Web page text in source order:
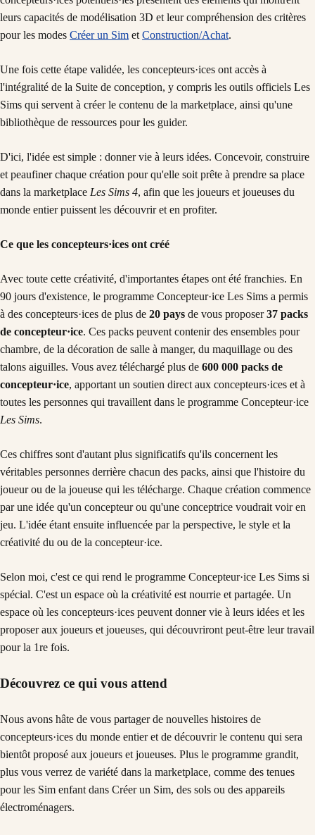
leurs capacités de modélisation 3D et leur compréhension des critères
pour les modes Créer un Sim et Construction/Achat.
Une fois cette étape validée, les concepteurs·ices ont accès à
l'intégralité de la Suite de conception, y compris les outils officiels Les
Sims qui servent à créer le contenu de la marketplace, ainsi qu'une
bibliothèque de ressources pour les guider.
D'ici, l'idée est simple : donner vie à leurs idées. Concevoir, construire
et peaufiner chaque création pour qu'elle soit prête à prendre sa place
dans la marketplace Les Sims 4, afin que les joueurs et joueuses du
monde entier puissent les découvrir et en profiter.
Ce que les concepteurs·ices ont créé
Avec toute cette créativité, d'importantes étapes ont été franchies. En
90 jours d'existence, le programme Concepteur·ice Les Sims a permis
à des concepteurs·ices de plus de 20 pays de vous proposer37 packs
de concepteur·ice. Ces packs peuvent contenir des ensembles pour
chambre, de la décoration de salle à manger, du maquillage ou des
talons aiguilles. Vous avez téléchargé plus de 600 000 packs de
concepteur·ice, apportant un soutien direct aux concepteurs·ices et à
toutes les personnes qui travaillent dans le programme Concepteur·ice
Les Sims.
Ces chiffres sont d'autant plus significatifs qu'ils concernent les
véritables personnes derrière chacun des packs, ainsi que l'histoire du
joueur ou de la joueuse qui les télécharge. Chaque création commence
par une idée qu'un concepteur ou qu'une conceptrice voudrait voir en
jeu. L'idée étant ensuite influencée par la perspective, le style et la
créativité du ou de la concepteur·ice.
Selon moi, c'est ce qui rend le programme Concepteur·ice Les Sims si
spécial. C'est un espace où la créativité est nourrie et partagée. Un
espace où les concepteurs·ices peuvent donner vie à leurs idées et les
proposer aux joueurs et joueuses, qui découvriront peut-être leur travail
pour la 1re fois.
Découvrez ce qui vous attend
Nous avons hâte de vous partager de nouvelles histoires de
concepteurs·ices du monde entier et de découvrir le contenu qui sera
bientôt proposé aux joueurs et joueuses. Plus le programme grandit,
plus vous verrez de variété dans la marketplace, comme des tenues
pour les Sim enfant dans Créer un Sim, des sols ou des appareils
électroménagers.